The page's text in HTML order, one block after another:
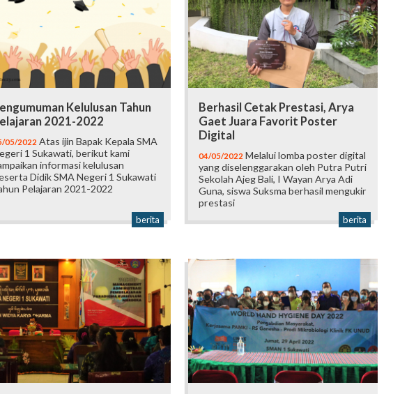
Kelulusan Tahun
2021-2022
05/2022 Atas ijin Bapak Kepala SMA
1 Sukawati, berikut kami
informasi kelulusan
Didik SMA Negeri 1 Sukawati
Pelajaran 2021-2022
berita
Berhasil Cetak Prestasi, Arya
Gaet Juara Favorit Poster
Digital
04/05/2022 Melalui lomba poster digital
yang diselenggarakan oleh Putra Putri
Sekolah Ajeg Bali, I Wayan Arya Adi
Guna, siswa Suksma berhasil mengukir
prestasi
berita